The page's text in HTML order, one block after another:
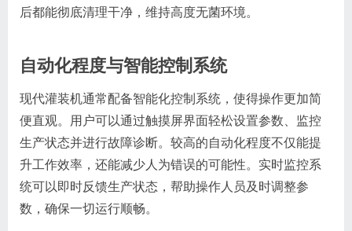
后都能彻底清理干净，维持高度无菌环境。
自动化程度与智能控制系统
现代灌装机通常配备智能化控制系统，使得操作更加简
便直观。用户可以通过触摸屏界面轻松设置参数、监控
生产状态并进行故障诊断。较高的自动化程度不仅能提
升工作效率，还能减少人为错误的可能性。实时监控系
统可以即时反馈生产状态，帮助操作人员及时调整参
数，确保一切运行顺畅。